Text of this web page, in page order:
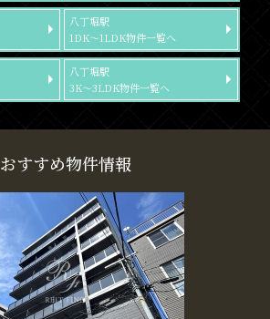
八丁堀駅
1DK～1LDK物件一覧へ
八丁堀駅
3K～3LDK物件一覧へ
おすすめ物件情報